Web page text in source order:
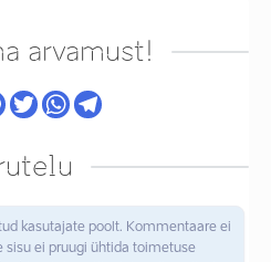
arvamust!
kasutajate poolt. Kommentaare ei
ei pruugi ühtida toimetuse